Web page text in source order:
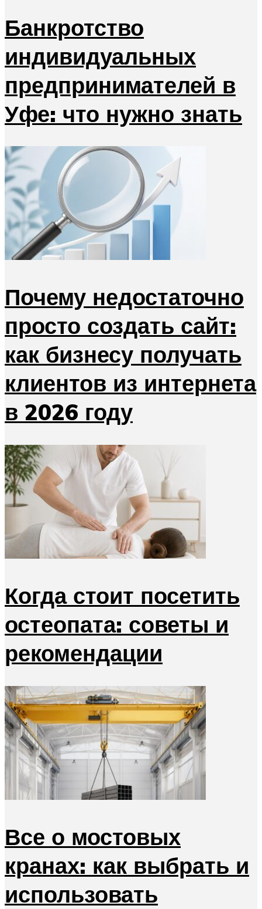
Банкротство
индивидуальных
предпринимателей в
Уфе: что нужно знать
Почему недостаточно
просто создать сайт:
как бизнесу получать
клиентов из интернета
в 2026 году
Когда стоит посетить
остеопата: советы и
рекомендации
Все о мостовых
кранах: как выбрать и
использовать